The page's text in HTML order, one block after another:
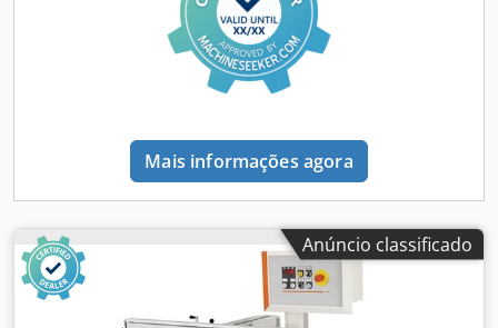
Comprimento da máquina: 2300 mm Largura da máquina:
1100 mm Peso: 980
Mais informações agora
Anúncio classificado